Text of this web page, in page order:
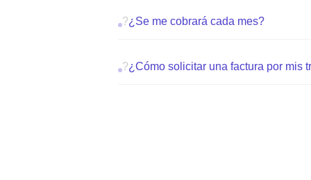
?¿Se me cobrará cada mes?
?¿Cómo solicitar una factura por mis